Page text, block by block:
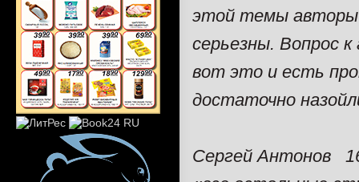
этой темы авторы
серьезны. Вопрос
вот это и есть
достаточно
Сергей Антонов